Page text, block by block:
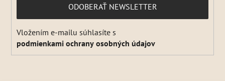
PRIHLÁSIŤ
SA
ODOBERAŤ NEWSLETTER
Vložením e-mailu súhlasíte s
podmienkami ochrany osobných údajov